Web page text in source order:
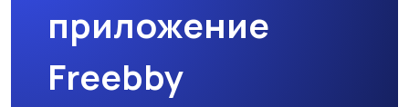
приложение
Freebby